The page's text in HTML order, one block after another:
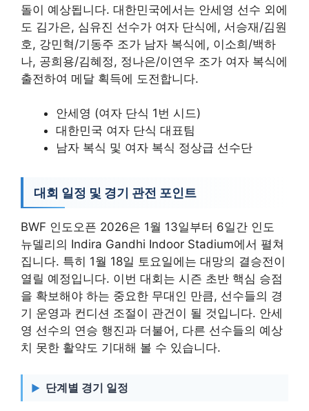
돌이 예상됩니다. 대한민국에서는 안세영 선수 외에
도 김가은, 심유진 선수가 여자 단식에, 서승재/김원
호, 강민혁/기동주 조가 남자 복식에, 이소희/백하
나, 공희용/김혜정, 정나은/이연우 조가 여자 복식에
출전하여 메달 획득에 도전합니다.
안세영 (여자 단식 1번 시드)
대한민국 여자 단식 대표팀
남자 복식 및 여자 복식 정상급 선수단
대회 일정 및 경기 관전 포인트
BWF 인도오픈 2026은 1월 13일부터 6일간 인도
뉴델리의 Indira Gandhi Indoor Stadium에서 펼쳐
집니다. 특히 1월 18일 토요일에는 대망의 결승전이
열릴 예정입니다. 이번 대회는 시즌 초반 핵심 승점
을 확보해야 하는 중요한 무대인 만큼, 선수들의 경
기 운영과 컨디션 조절이 관건이 될 것입니다. 안세
영 선수의 연승 행진과 더불어, 다른 선수들의 예상
치 못한 활약도 기대해 볼 수 있습니다.
단계별 경기 일정